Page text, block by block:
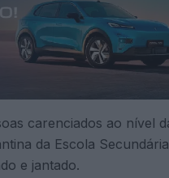
carenciados ao nível
da Escola
e jantado.